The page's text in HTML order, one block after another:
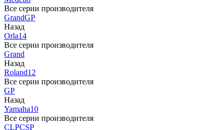
Все серии производителя
GrandGP
Назад
Orla14
Все серии производителя
Grand
Назад
Roland12
Все серии производителя
GP
Назад
Yamaha10
Все серии производителя
CLPCSP